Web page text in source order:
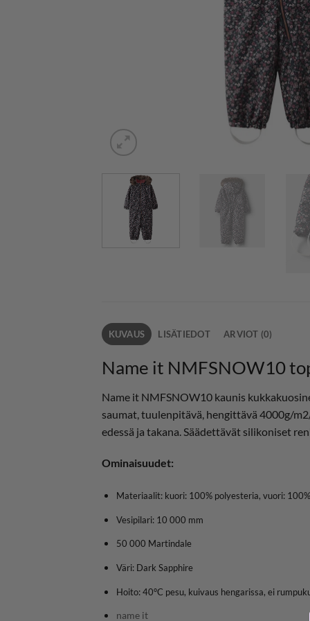
KUVAUS LISÄTIEDOT ARVIOT (0)
Name it NMFSNOW10
Name it NMFSNOW10 kaunis
saumat, tuulenpitävä, hengittävä 4000g/
edessä ja takana. Säädettävät silikoniset
Ominaisuudet:
Materiaalit: kuori: 100% polyesteria, vuori:
Vesipilari: 10 000 mm
50 000 Martindale
Väri: Dark Sapphire
Hoito: 40°C pesu, kuivaus hengarissa, ei
name it